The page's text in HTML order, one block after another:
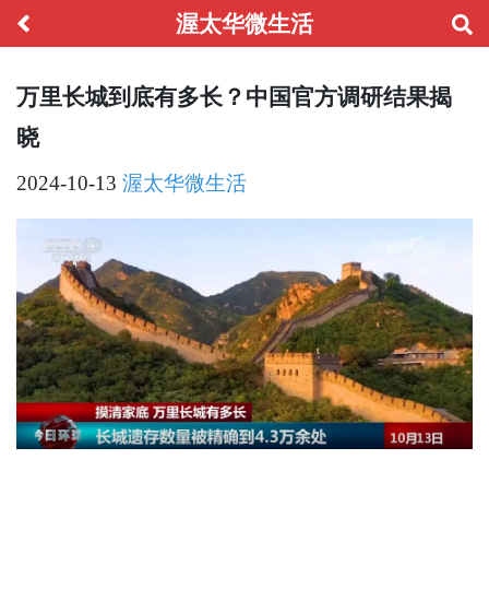
渥太华微生活
万里长城到底有多长？中国官方调研结果揭
晓
2024-10-13 渥太华微生活